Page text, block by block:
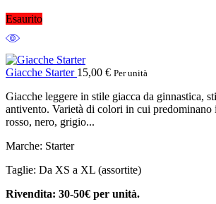
Esaurito
Giacche Starter 15,00 € Per unità
Giacche leggere in stile giacca da ginnastica,
antivento. Varietà di colori in cui predominano
rosso, nero, grigio...
Marche: Starter
Taglie: Da XS a XL (assortite)
Rivendita: 30-50€ per unità.